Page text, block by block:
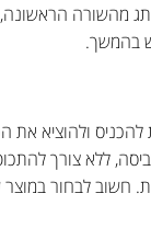
מהשורה
בהמשך.
ולהוציא את
ללא צורך
לבחור במוצר